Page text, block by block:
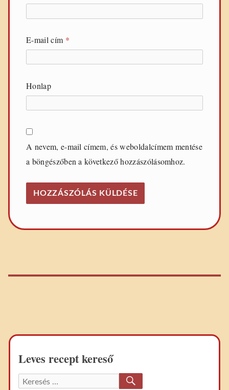
E-mail cím *
Honlap
A nevem, e-mail címem, és weboldalcímem mentése
a böngészőben a következő hozzászólásomhoz.
Leves recept kereső
Keresett